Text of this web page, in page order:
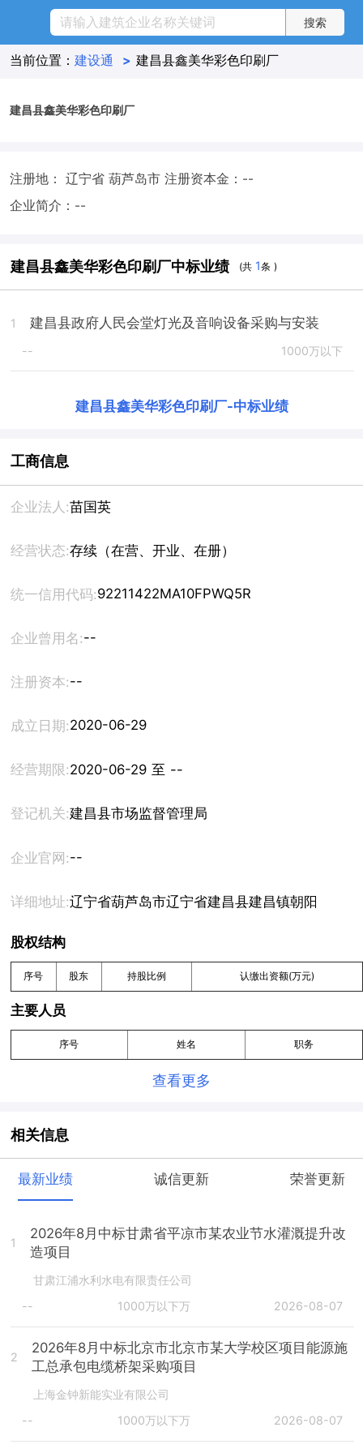
当前位置： 建设通 > 建昌县鑫美华彩色印刷厂
建昌县鑫美华彩色印刷厂
注册地： 辽宁省 葫芦岛市 注册资本金：--
企业简介：--
建昌县鑫美华彩色印刷厂中标业绩 (共 1条 )
1 建昌县政府人民会堂灯光及音响设备采购与安装
-- 1000万以下
建昌县鑫美华彩色印刷厂-中标业绩
工商信息
企业法人:苗国英
经营状态:存续（在营、开业、在册）
统一信用代码:92211422MA10FPWQ5R
企业曾用名:--
注册资本:--
成立日期:2020-06-29
经营期限: 2020-06-29 至 --
登记机关:建昌县市场监督管理局
企业官网:--
详细地址:辽宁省葫芦岛市辽宁省建昌县建昌镇朝阳路三
股权结构
序号 股东 持股比例 认缴出资额(万元)
主要人员
序号 姓名 职务
查看更多
相关信息
最新业绩 诚信更新 荣誉更新
1
2026年8月中标甘肃省平凉市某农业节水灌溉提升改
造项目
甘肃江浦水利水电有限责任公司
--
1000万以下万 2026-08-07
2
2026年8月中标北京市北京市某大学校区项目能源施
工总承包电缆桥架采购项目
上海金钟新能实业有限公司
--
1000万以下万 2026-08-07